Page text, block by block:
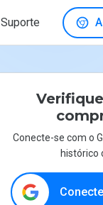
Suporte
Conecte-se com o
histórico